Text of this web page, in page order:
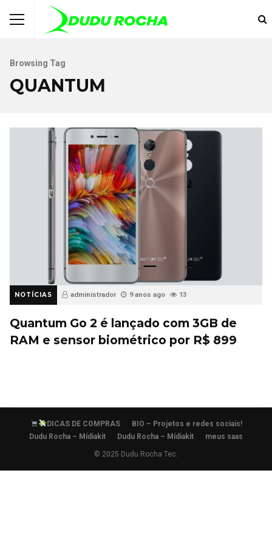
Browsing Tag
QUANTUM
NOTÍCIAS administrador 9 anos ago 13
Quantum Go 2 é lançado com 3GB de
RAM e sensor biométrico por R$ 899
DICAS DE COMPRAS
BIO – Projetos e redes sociais!
Dudu Rocha – Mídiakit
Dudu Rocha – Mídiakit meus saas
© 2025 Dudu Rocha Tec.